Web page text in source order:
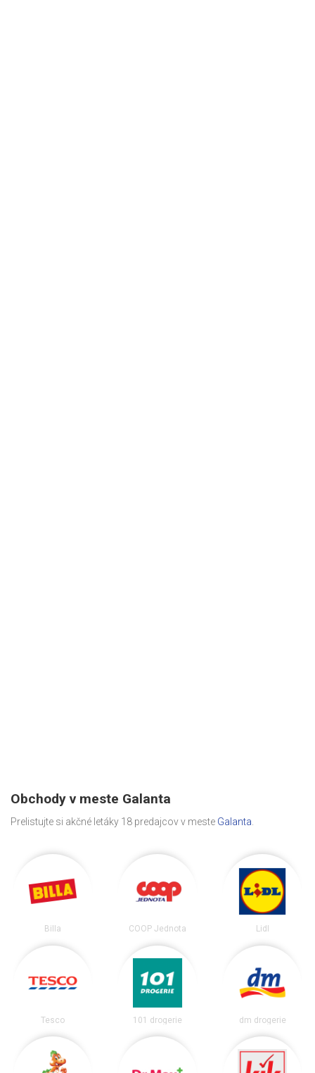
Obchody v meste Galanta
Prelistujte si akčné letáky 18 predajcov v meste Galanta.
Billa COOP Jednota Lidl
Tesco 101 drogerie dm drogerie